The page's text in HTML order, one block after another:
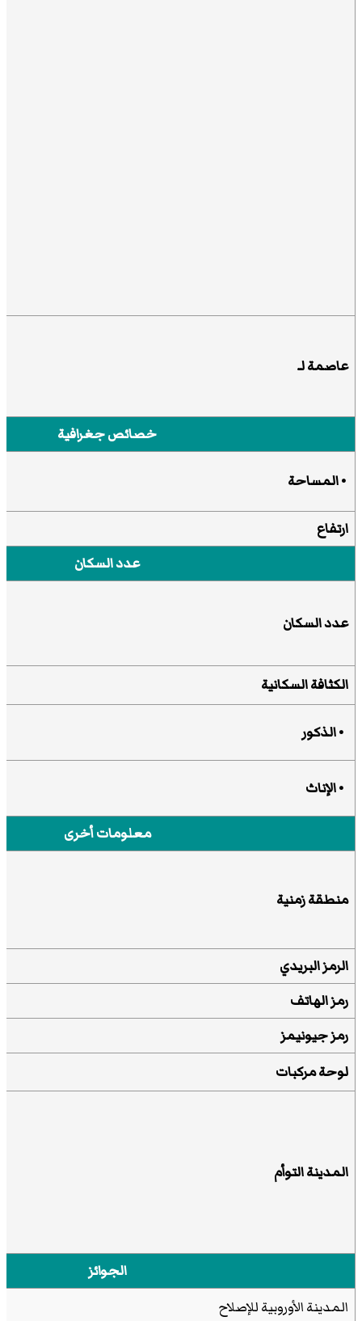
عاصمة لـ
خصائص جغرافية
• المساحة
ارتفاع
عدد السكان
عدد السكان
الكثافة السكانية
• الذكور
• الإناث
معلومات أخرى
منطقة زمنية
الرمز البريدي
رمز الهاتف
رمز جيونيمز
لوحة مركبات
المدينة التوأم
الجوائز
المدينة الأوروبية للإصلاح